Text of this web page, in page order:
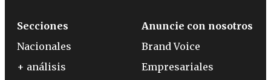
Secciones
Nacionales
+ análisis
Anuncie con nosotros
Brand Voice
Empresariales